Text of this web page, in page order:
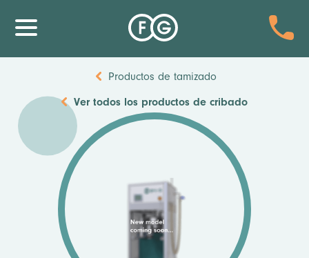
Productos de tamizado
Ver todos los productos de cribado